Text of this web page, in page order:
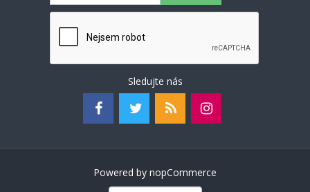
Sledujte nás
Powered by nopCommerce